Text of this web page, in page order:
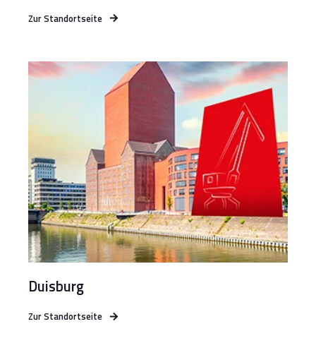
Zur Standortseite
Duisburg
Zur Standortseite